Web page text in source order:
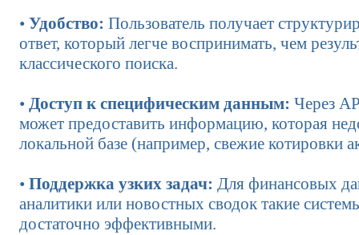
• Удобство: Пользователь получает
ответ, который легче воспринимать, чем
классического поиска.
• Доступ к специфическим данным: Через
может предоставить информацию, которая
локальной базе (например, свежие котировки
• Поддержка узких задач: Для финансовых
аналитики или новостных сводок такие
достаточно эффективными.